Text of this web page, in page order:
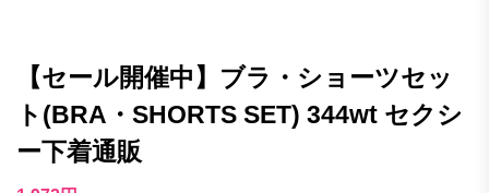
【セール開催中】ブラ・ショーツセッ
ト(BRA・SHORTS SET) 344wt セクシ
ー下着通販